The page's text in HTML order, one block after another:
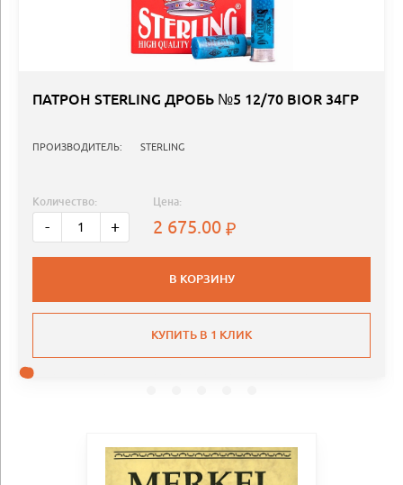
ПАТРОН STERLING ДРОБЬ №5 12/70 BIOR 34ГР
ПРОИЗВОДИТЕЛЬ: STERLING
Количество:
- +
Цена:
2 675.00
В КОРЗИНУ
КУПИТЬ В 1 КЛИК